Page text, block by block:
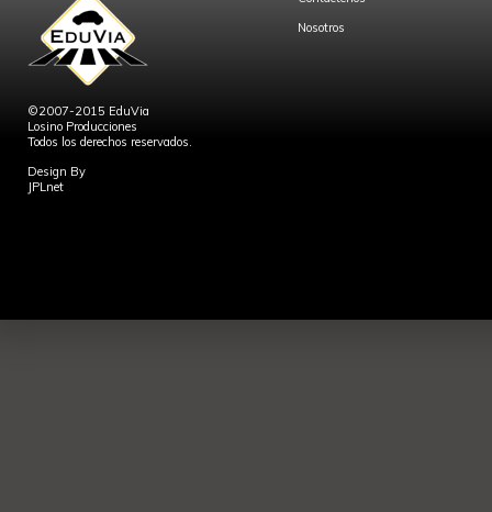
©2007-2015 EduVia
Losino Producciones
Todos los derechos reservados.
Design By
JPLnet
Nosotros